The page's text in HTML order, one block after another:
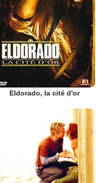
Eldorado, la cité d'or